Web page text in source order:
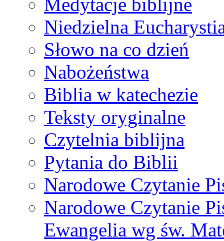
Niedzielna
Słowo na co dzień
Nabożeństwa
Biblia w katechezie
Teksty oryginalne
Czytelnia biblijna
Pytania do Biblii
Narodowe Czytanie
Narodowe Czytanie
Ewangelia wg św.